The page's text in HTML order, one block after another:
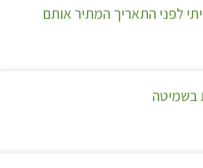
לפני התאריך המתיר אותם
בשמיטה